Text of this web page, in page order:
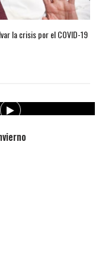
la crisis por el COVID-19